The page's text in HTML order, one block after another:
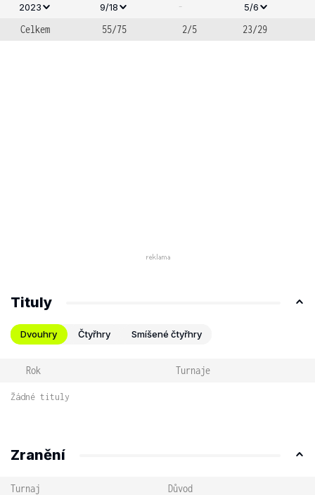
2023
9/18 - 5/6
Celkem 55/75 2/5 23/29
Tituly
Dvouhry Čtyřhry Smíšené čtyřhry
Rok Turnaje
Žádné tituly
Zranění
Turnaj Důvod